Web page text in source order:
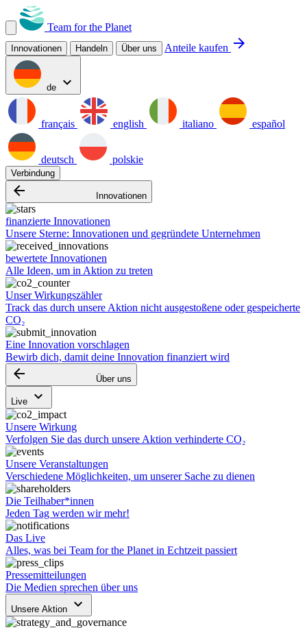
Team for the Planet
Innovationen Handeln Über uns Anteile kaufen arrow_forward
de expand_more
français english italiano español
deutsch polskie
Verbindung
arrow_backward Innovationen
finanzierte Innovationen
Unsere Sterne: Innovationen und gegründete Unternehmen
bewertete Innovationen
Alle Ideen, um in Aktion zu treten
Unser Wirkungszähler
Track das durch unsere Aktion nicht ausgestoßene oder gespeicherte
CO₂
Eine Innovation vorschlagen
Bewirb dich, damit deine Innovation finanziert wird
arrow_backward Über uns
Live keyboard_arrow_down
Unsere Wirkung
Verfolgen Sie das durch unsere Aktion verhinderte CO₂
Unsere Veranstaltungen
Verschiedene Möglichkeiten, um unserer Sache zu dienen
Die Teilhaber*innen
Jeden Tag werden wir mehr!
Das Live
Alles, was bei Team for the Planet in Echtzeit passiert
Pressemitteilungen
Die Medien sprechen über uns
Unsere Aktion keyboard_arrow_down